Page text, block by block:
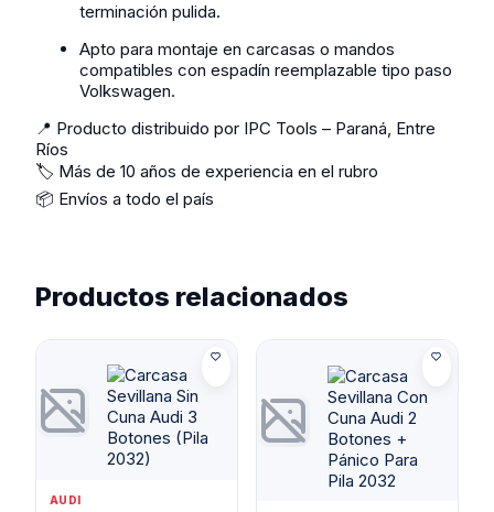
terminación pulida.
Apto para montaje en carcasas o mandos
compatibles con espadín reemplazable tipo paso
Volkswagen.
📍 Producto distribuido por IPC Tools – Paraná, Entre
Ríos
🏷️ Más de 10 años de experiencia en el rubro
📦 Envíos a todo el país
Productos relacionados
AUDI